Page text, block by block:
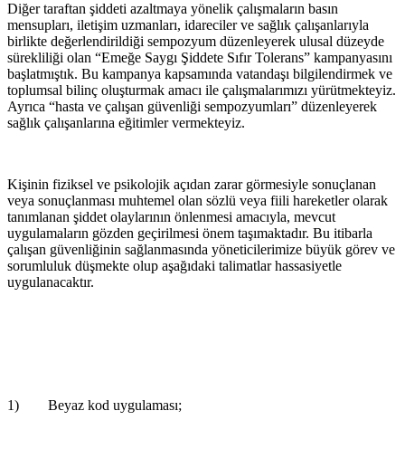
Diğer taraftan şiddeti azaltmaya yönelik çalışmaların basın
mensupları, iletişim uzmanları, idareciler ve sağlık çalışanlarıyla
birlikte değerlendirildiği sempozyum düzenleyerek ulusal düzeyde
sürekliliği olan “Emeğe Saygı Şiddete Sıfır Tolerans” kampanyasını
başlatmıştık. Bu kampanya kapsamında vatandaşı bilgilendirmek ve
toplumsal bilinç oluşturmak amacı ile çalışmalarımızı yürütmekteyiz.
Ayrıca “hasta ve çalışan güvenliği sempozyumları” düzenleyerek
sağlık çalışanlarına eğitimler vermekteyiz.
Kişinin fiziksel ve psikolojik açıdan zarar görmesiyle sonuçlanan
veya sonuçlanması muhtemel olan sözlü veya fiili hareketler olarak
tanımlanan şiddet olaylarının önlenmesi amacıyla, mevcut
uygulamaların gözden geçirilmesi önem taşımaktadır. Bu itibarla
çalışan güvenliğinin sağlanmasında yöneticilerimize büyük görev ve
sorumluluk düşmekte olup aşağıdaki talimatlar hassasiyetle
uygulanacaktır.
1) Beyaz kod uygulaması;